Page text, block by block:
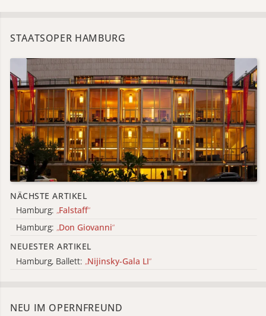
STAATSOPER HAMBURG
NÄCHSTE ARTIKEL
Hamburg: „Falstaff“
Hamburg: „Don Giovanni“
NEUESTER ARTIKEL
Hamburg, Ballett: „Nijinsky-Gala LI“
NEU IM OPERNFREUND